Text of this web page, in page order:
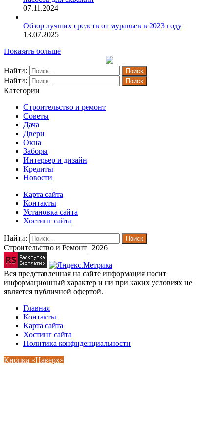
07.11.2024
Обзор лучших средств от муравьев в 2023 году
13.07.2025
Показать больше
Найти:
Найти:
Категории
Строительство и ремонт
Советы
Дача
Двери
Окна
Заборы
Интерьер и дизайн
Кредиты
Новости
Карта сайта
Контакты
Установка сайта
Хостинг сайта
Найти:
Строительство и Ремонт | 2026
Вся представленная на сайте информация носит
информационный характер и ни при каких условиях не
является публичной офертой.
Главная
Контакты
Карта сайта
Хостинг сайта
Политика конфиденциальности
Кнопка «Наверх»